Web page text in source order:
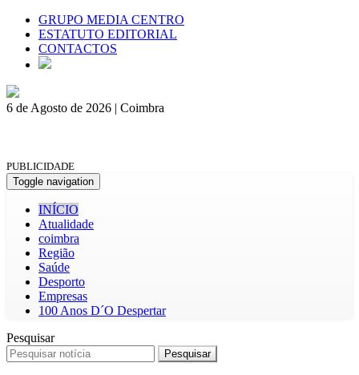
GRUPO MEDIA CENTRO
ESTATUTO EDITORIAL
CONTACTOS
6 de Agosto de 2026 | Coimbra
PUBLICIDADE
Toggle navigation
INÍCIO
Atualidade
coimbra
Região
Saúde
Desporto
Empresas
100 Anos D´O Despertar
Pesquisar
Pesquisar